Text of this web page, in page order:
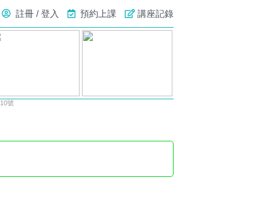
註冊 / 登入 預約上課 講座記錄
號